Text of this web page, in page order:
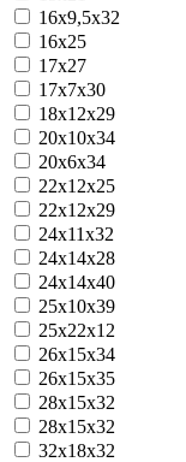
16x9,5x32
16х25
17х27
17х7х30
18х12х29
20х10х34
20х6х34
22х12х25
22х12х29
24х11х32
24х14х28
24х14х40
25х10х39
25х22х12
26х15х34
26х15х35
28x15x32
28х15х32
32x18x32